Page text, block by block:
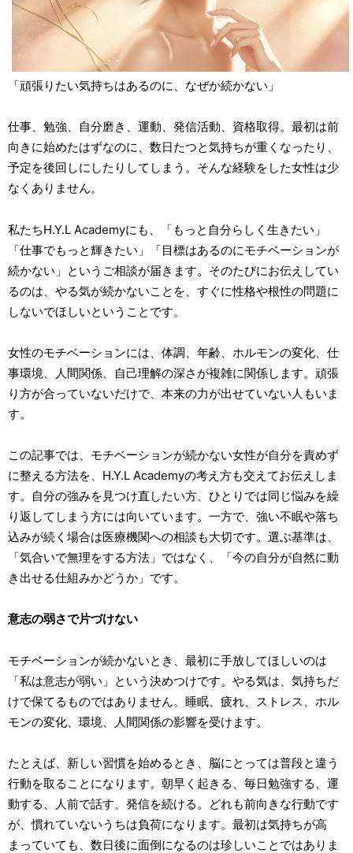
「頑張りたい気持ちはあるのに、なぜか続かない」
仕事、勉強、自分磨き、運動、発信活動、資格取得。最初は前
向きに始めたはずなのに、数日たつと気持ちが重くなったり、
予定を後回しにしたりしてしまう。そんな経験をした女性は少
なくありません。
私たちH.Y.L Academyにも、「もっと自分らしく生きたい」
「仕事でもっと輝きたい」「目標はあるのにモチベーションが
続かない」というご相談が届きます。そのたびにお伝えしてい
るのは、やる気が続かないことを、すぐに性格や根性の問題に
しないでほしいということです。
女性のモチベーションには、体調、年齢、ホルモンの変化、仕
事環境、人間関係、自己理解の深さが複雑に関係します。頑張
り方が合っていないだけで、本来の力が出せていない人もいま
す。
この記事では、モチベーションが続かない女性が自分を責めず
に整える方法を、H.Y.L Academyの考え方も交えてお伝えしま
す。自分の強みを見つけ直したい方、ひとりでは同じ悩みを繰
り返してしまう方には向いています。一方で、強い不眠や落ち
込みが続く場合は医療機関への相談も大切です。選ぶ基準は、
「気合いで無理をする方法」ではなく、「今の自分が自然に動
き出せる仕組みかどうか」です。
意志の弱さで片づけない
モチベーションが続かないとき、最初に手放してほしいのは
「私は意志が弱い」という決めつけです。やる気は、気持ちだ
けで保てるものではありません。睡眠、疲れ、ストレス、ホル
モンの変化、環境、人間関係の影響を受けます。
たとえば、新しい習慣を始めるとき、脳にとっては普段と違う
行動を取ることになります。朝早く起きる、毎日勉強する、運
動する、人前で話す、発信を続ける。どれも前向きな行動です
が、慣れていないうちは負荷になります。最初は気持ちが高
まっていても、数日後に面倒になるのは珍しいことではありま